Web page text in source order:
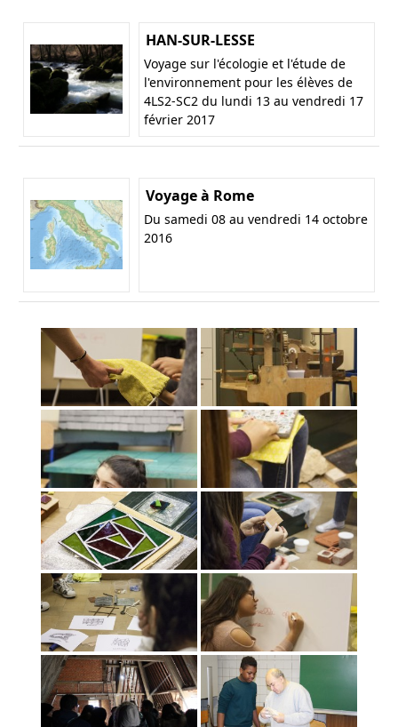
HAN-SUR-LESSE
Voyage sur l'écologie et l'étude de
l'environnement pour les élèves de
4LS2-SC2 du lundi 13 au vendredi 17
février 2017
Voyage à Rome
Du samedi 08 au vendredi 14 octobre
2016